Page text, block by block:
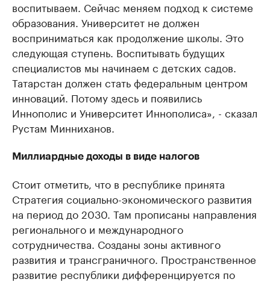
воспитываем. Сейчас меняем подход к системе
образования. Университет не должен
восприниматься как продолжение школы. Это
следующая ступень. Воспитывать будущих
специалистов мы начинаем с детских садов.
Татарстан должен стать федеральным центром
инноваций. Потому здесь и появились
Иннополис и Университет Иннополиса», - сказал
Рустам Минниханов.
Миллиардные доходы в виде налогов
Стоит отметить, что в республике принята
Стратегия социально-экономического развития
на период до 2030. Там прописаны направления
регионального и международного
сотрудничества. Созданы зоны активного
развития и трансграничного. Пространственное
развитие республики дифференцируется по